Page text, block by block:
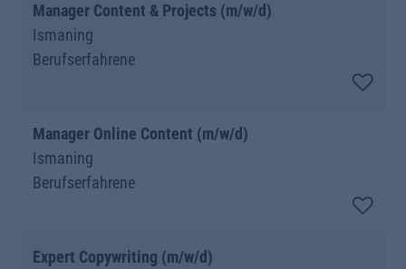
Manager Content & Projects (m/w/d)
Ismaning
Berufserfahrene
Manager Online Content (m/w/d)
Ismaning
Berufserfahrene
Expert Copywriting (m/w/d)